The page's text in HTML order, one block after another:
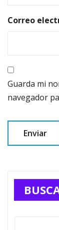
Correo
Guarda mi
navegador